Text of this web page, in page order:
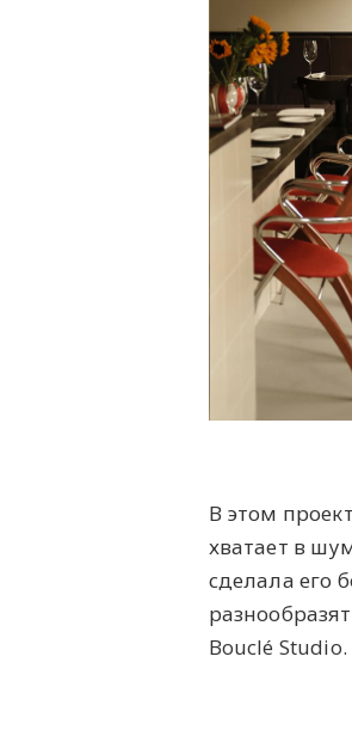
В этом
хватает в
сделала его
Bouclé Studio.